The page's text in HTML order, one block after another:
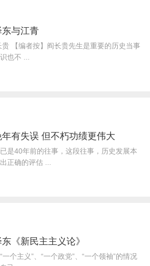
与江青
【编者按】阎长贵先生是重要的历史当事
也不 ...
有失误 但不朽功绩更伟大
是40年前的往事，这段往事，历史发展本
正确的评估 ...
《新民主主义论》
一个主义”、“一个政党”、“一个领袖”的情况